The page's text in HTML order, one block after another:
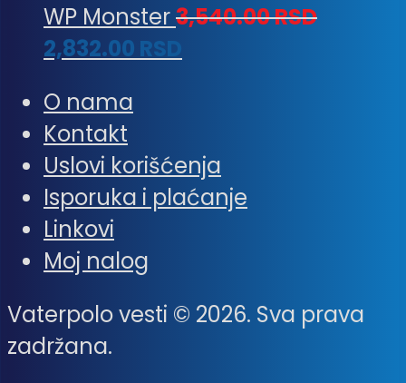
WP Monster3,540.00RSD
2,832.00 RSD
O nama
Kontakt
Uslovi korišćenja
Isporuka i plaćanje
Linkovi
Moj nalog
Vaterpolo vesti © 2026. Sva prava
zadržana.